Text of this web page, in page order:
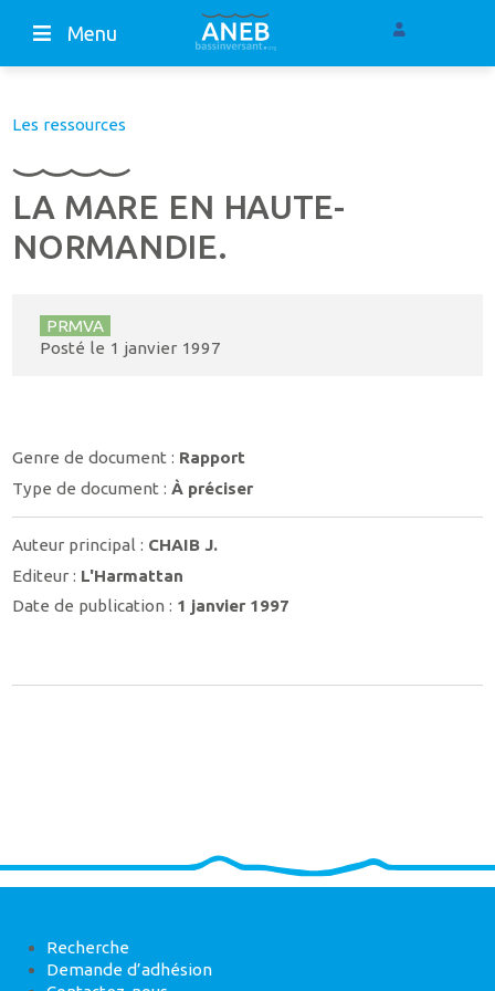
Menu
Les ressources
LA MARE EN HAUTE-
NORMANDIE.
PRMVA
Posté le 1 janvier 1997
Genre de document : Rapport
Type de document :À préciser
Auteur principal : CHAIB J.
Editeur : L'Harmattan
Date de publication : 1 janvier 1997
Recherche
Demande d’adhésion